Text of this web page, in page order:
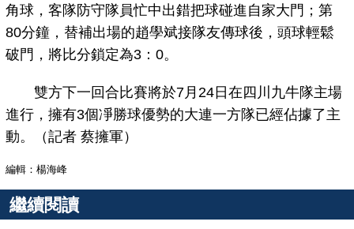
角球，客隊防守隊員忙中出錯把球碰進自家大門；第
80分鐘，替補出場的趙學斌接隊友傳球後，頭球輕鬆
破門，將比分鎖定為3：0。
雙方下一回合比賽將於7月24日在四川九牛隊主場
進行，擁有3個凈勝球優勢的大連一方隊已經佔據了主
動。（記者 蔡擁軍）
編輯：楊海峰
繼續閱讀